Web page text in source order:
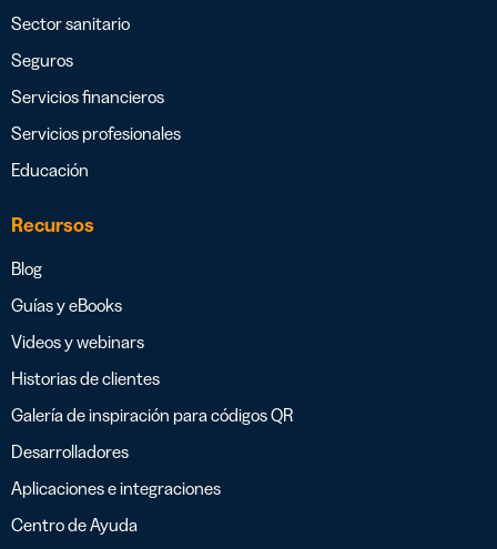
Sector sanitario
Seguros
Servicios financieros
Servicios profesionales
Educación
Recursos
Blog
Guías y eBooks
Videos y webinars
Historias de clientes
Galería de inspiración para códigos QR
Desarrolladores
Aplicaciones e integraciones
Centro de Ayuda